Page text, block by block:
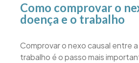
Como comprovar o
doença e o trabalho
Comprovar o nexo causal entre
trabalho é o passo mais